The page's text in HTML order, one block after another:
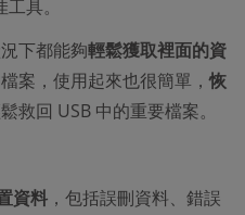
具。
下都能夠輕鬆獲取裡面的資
案，使用起來也很簡單，恢
救回 USB 中的重要檔案。
資料 ，包括誤刪資料、錯誤